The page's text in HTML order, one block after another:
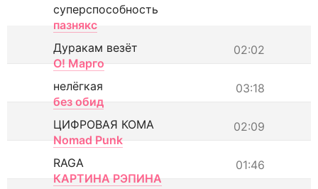
суперспособность
пазнякс
02:02
Дуракам везёт
О! Марго
03:18
нелёгкая
без обид
02:09
ЦИФРОВАЯ КОМА
Nomad Punk
01:46
RAGA
КАРТИНА РЭПИНА